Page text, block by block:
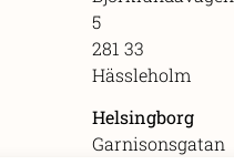
5
281 33
Hässleholm
Helsingborg
Garnisonsgatan